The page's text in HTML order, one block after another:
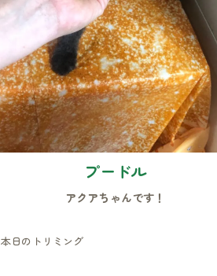
プードル
アクアちゃんです！
本日のトリミング